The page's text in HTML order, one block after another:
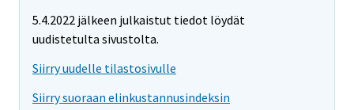
5.4.2022 jälkeen julkaistut tiedot löydät
uudistetulta sivustolta.
Siirry uudelle tilastosivulle
Siirry suoraan elinkustannusindeksin